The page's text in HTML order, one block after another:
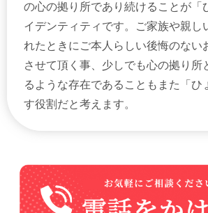
の心の拠り所であり続けることが「
イデンティティです。ご家族や親し
れたときにご本人らしい後悔のない
させて頂く事、少しでも心の拠り所
るような存在であることもまた「ひ
す役割だと考えます。